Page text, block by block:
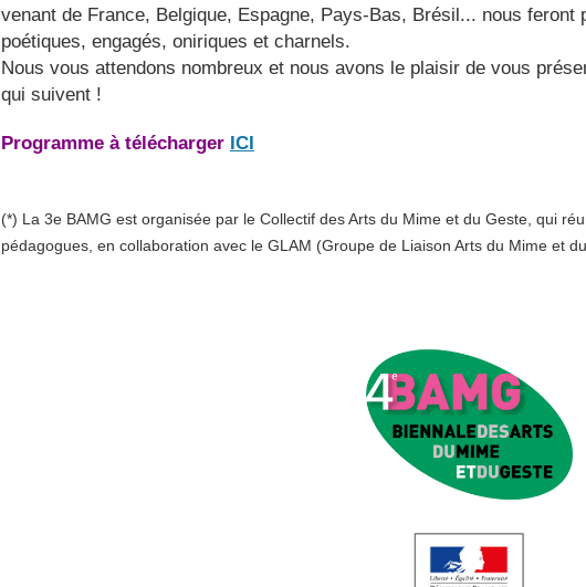
venant de France, Belgique, Espagne, Pays-Bas, Brésil... nous
poétiques, engagés, oniriques et charnels.
Nous vous attendons nombreux et nous avons le plaisir de vous
qui suivent !
Programme à télécharger ICI
(*) La 3e BAMG est organisée par le Collectif des Arts du Mime et du Geste, qui
pédagogues, en collaboration avec le GLAM (Groupe de Liaison Arts du Mime et